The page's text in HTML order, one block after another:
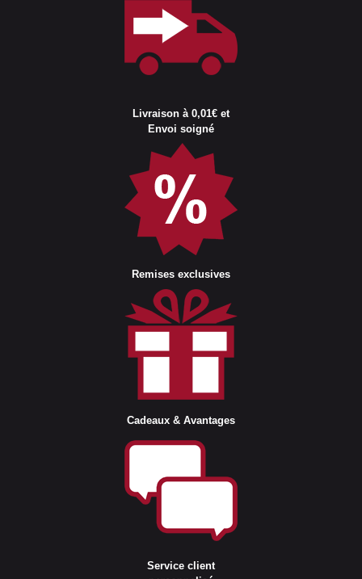
Livraison à 0,01€ et
Envoi soigné
Remises exclusives
Cadeaux & Avantages
Service client